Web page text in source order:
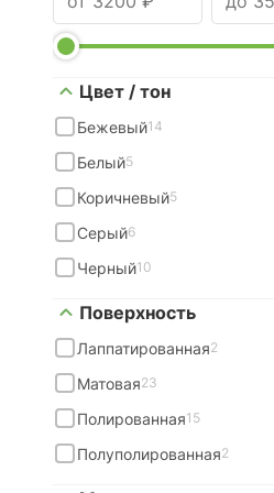
Цвет / тон
Бежевый14
Белый5
Коричневый5
Серый6
Черный10
Поверхность
Лаппатированная2
Матовая23
Полированная15
Полуполированная2